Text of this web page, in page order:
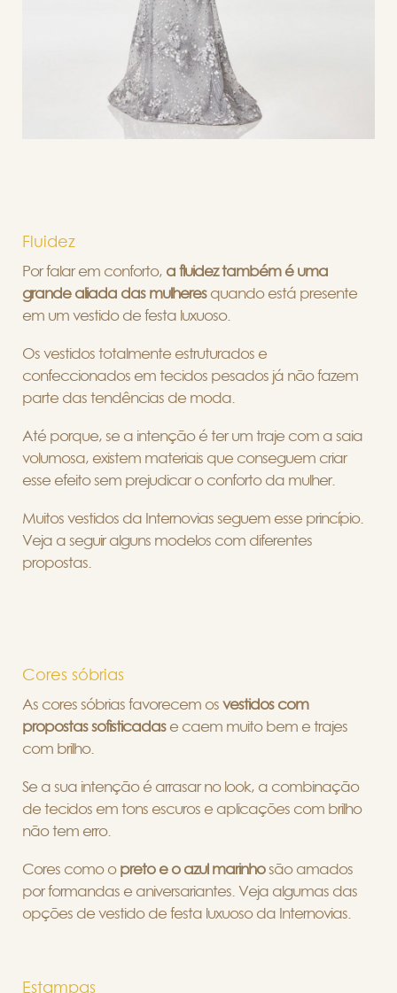
Fluidez
Por falar em conforto, a fluidez também é uma
grande aliada das mulheres quando está presente
em um vestido de festa luxuoso.
Os vestidos totalmente estruturados e
confeccionados em tecidos pesados já não fazem
parte das tendências de moda.
Até porque, se a intenção é ter um traje com a saia
volumosa, existem materiais que conseguem criar
esse efeito sem prejudicar o conforto da mulher.
Muitos vestidos da Internovias seguem esse princípio.
Veja a seguir alguns modelos com diferentes
propostas.
Cores sóbrias
As cores sóbrias favorecem os vestidos com
propostas sofisticadase caem muito bem e trajes
com brilho.
Se a sua intenção é arrasar no look, a combinação
de tecidos em tons escuros e aplicações com brilho
não tem erro.
Cores como o preto e o azul marinhosão amados
por formandas e aniversariantes. Veja algumas das
opções de vestido de festa luxuoso da Internovias.
Estampas